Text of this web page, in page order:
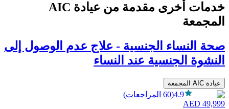
خدمات أخرى مقدمة من
عيادة AIC
المجمعة
صحة النساء الجنسية - علاج عدم الوصول إلى
النشوة الجنسية عند النساء
عيادة AIC المجمعة
4.9
(
60 المراجعات)
49,999
AED